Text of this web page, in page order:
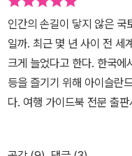
인간의 손길이 닿지 않은 국
일까. 최근 몇 년 사이 전 세
크게 늘었다고 한다. 한국에
등을 즐기기 위해 아이슬란
다. 여행 가이드북 전문 출
체적이고 자세한 정보가 담